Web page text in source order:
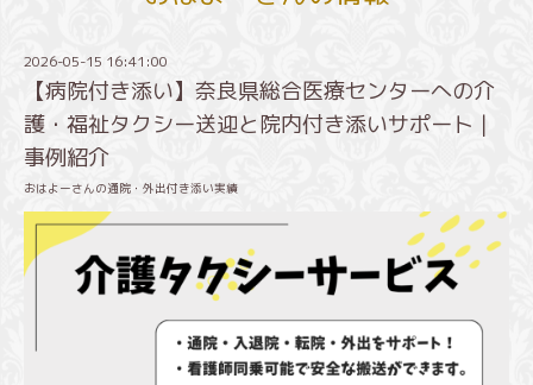
2026-05-15 16:41:00
【病院付き添い】奈良県総合医療センターへの介
護・福祉タクシー送迎と院内付き添いサポート｜
事例紹介
おはよーさんの通院・外出付き添い実績